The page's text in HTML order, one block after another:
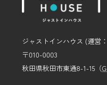
ジャストインハウス (運営
〒010-0003
秋田県秋田市東通8-1-15（